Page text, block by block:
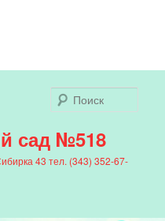
сад №518
43 тел. (343) 352-67-